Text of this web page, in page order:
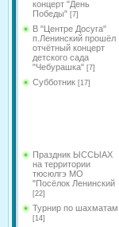
концерт "День
Победы" [7]
В "Центре Досуга"
п.Ленинский прошёл
отчётный концерт
детского сада
"Чебурашка" [7]
Субботник [17]
Праздник ЫССЫАХ
на территории
тюсюлгэ МО
"Посёлок Ленинский
[22]
Турнир по шахматам
[14]